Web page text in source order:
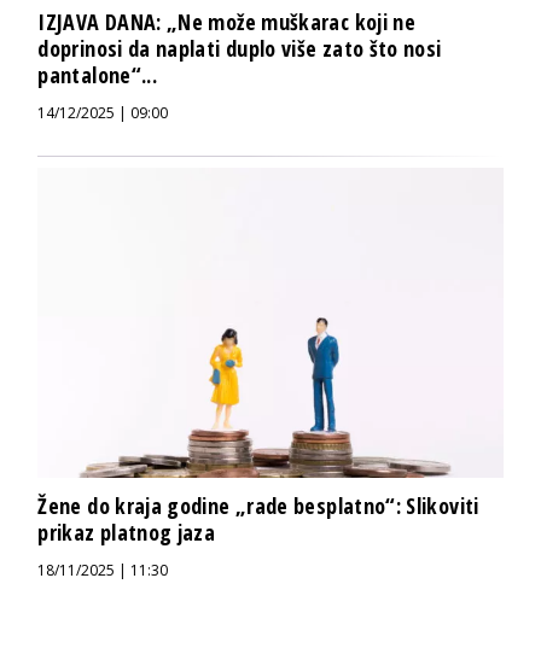
IZJAVA DANA: „Ne može muškarac koji ne
doprinosi da naplati duplo više zato što nosi
pantalone“...
14/12/2025 | 09:00
Žene do kraja godine „rade besplatno“: Slikoviti
prikaz platnog jaza
18/11/2025 | 11:30